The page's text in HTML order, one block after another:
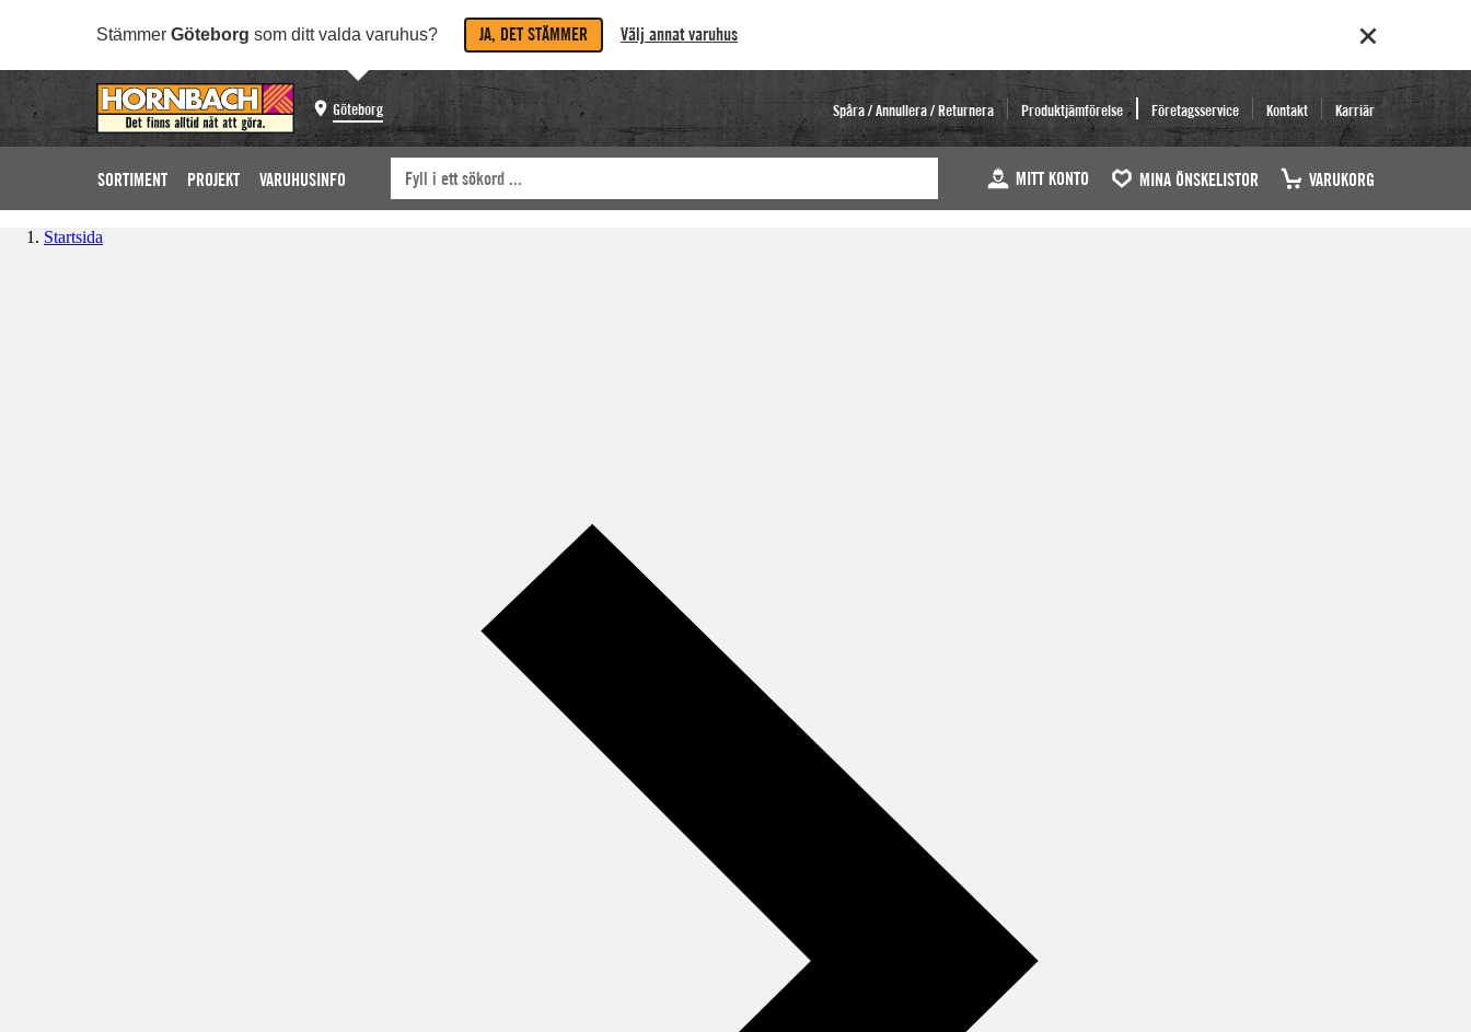
Stämmer Göteborg som ditt valda varuhus? JA, DET STÄMMER Välj annat varuhus
Göteborg Spåra / Annullera / Returnera Produktjämförelse Företagsservice Kontakt Karriär
SORTIMENT PROJEKT VARUHUSINFO MITT KONTO MINA ÖNSKELISTOR VARUKORG
Startsida